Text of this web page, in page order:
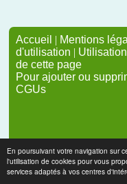
En poursuivant votre navigation sur
l'utilisation de cookies pour vous
services adaptés à vos centres
Accueil | Mentions
d'utilisation |
de cette page
Pour ajouter ou
CGUs